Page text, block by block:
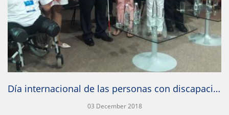
Día internacional de las personas con discapacidad
03 December 2018